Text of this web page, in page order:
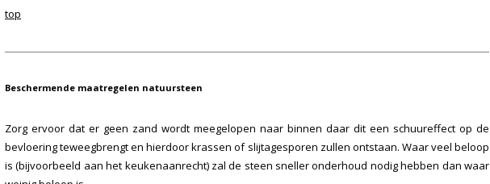
top
Beschermende maatregelen natuursteen
Zorg ervoor dat er geen zand wordt meegelopen naar binnen daar dit een schuureffect op de
bevloering teweegbrengt en hierdoor krassen of slijtagesporen zullen ontstaan. Waar veel beloop
is (bijvoorbeeld aan het keukenaanrecht) zal de steen sneller onderhoud nodig hebben dan waar